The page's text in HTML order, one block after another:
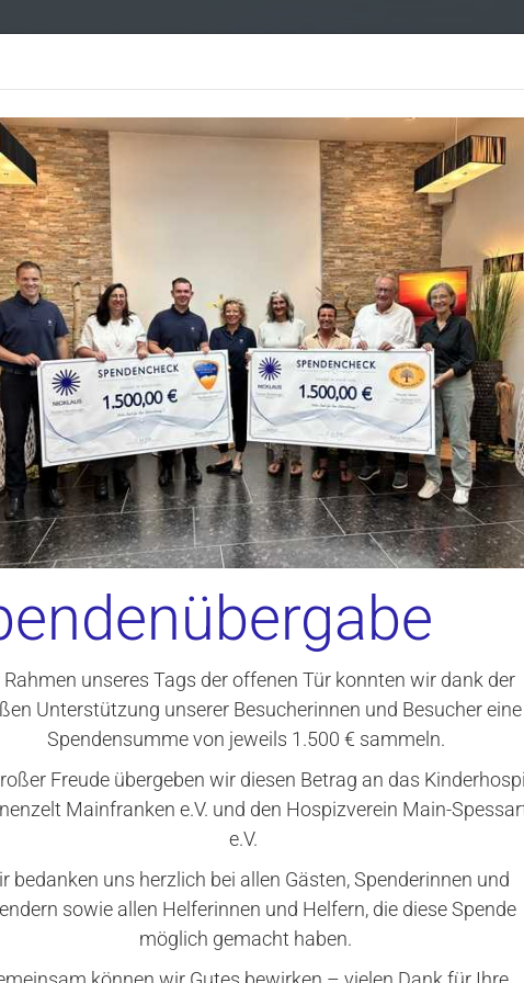
unseres Tags der offenen Tür konnten wir dank der
Unterstützung unserer Besucherinnen und Besucher eine
Spendensumme von jeweils 1.500 € sammeln.
Freude übergeben wir diesen Betrag an das
Mainfranken e.V. und den Hospizverein Main-
e.V.
bedanken uns herzlich bei allen Gästen, Spenderinnen und
sowie allen Helferinnen und Helfern, die diese Spende
möglich gemacht haben.